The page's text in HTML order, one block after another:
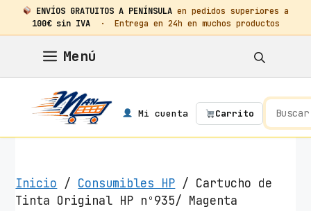
ENVÍOS GRATUITOS A PENÍNSULA en pedidos superiores a
100€ sin IVA· Entrega en 24h en muchos productos
contenido
Menú
Mi cuenta Carrito
Inicio / Consumibles HP / Cartucho de
Tinta Original HP nº935/ Magenta